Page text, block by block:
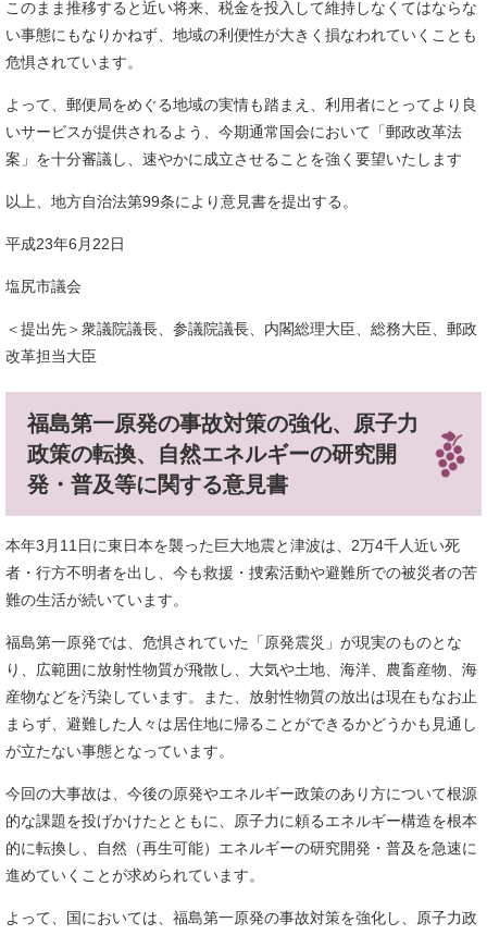
このまま推移すると近い将来、税金を投入して維持しなくてはならな
い事態にもなりかねず、地域の利便性が大きく損なわれていくことも
危惧されています。
よって、郵便局をめぐる地域の実情も踏まえ、利用者にとってより良
いサービスが提供されるよう、今期通常国会において「郵政改革法
案」を十分審議し、速やかに成立させることを強く要望いたします
以上、地方自治法第99条により意見書を提出する。
平成23年6月22日
塩尻市議会
＜提出先＞衆議院議長、参議院議長、内閣総理大臣、総務大臣、郵政
改革担当大臣
福島第一原発の事故対策の強化、原子力
政策の転換、自然エネルギーの研究開
発・普及等に関する意見書
本年3月11日に東日本を襲った巨大地震と津波は、2万4千人近い死
者・行方不明者を出し、今も救援・捜索活動や避難所での被災者の苦
難の生活が続いています。
福島第一原発では、危惧されていた「原発震災」が現実のものとな
り、広範囲に放射性物質が飛散し、大気や土地、海洋、農畜産物、海
産物などを汚染しています。また、放射性物質の放出は現在もなお止
まらず、避難した人々は居住地に帰ることができるかどうかも見通し
が立たない事態となっています。
今回の大事故は、今後の原発やエネルギー政策のあり方について根源
的な課題を投げかけたとともに、原子力に頼るエネルギー構造を根本
的に転換し、自然（再生可能）エネルギーの研究開発・普及を急速に
進めていくことが求められています。
よって、国においては、福島第一原発の事故対策を強化し、原子力政